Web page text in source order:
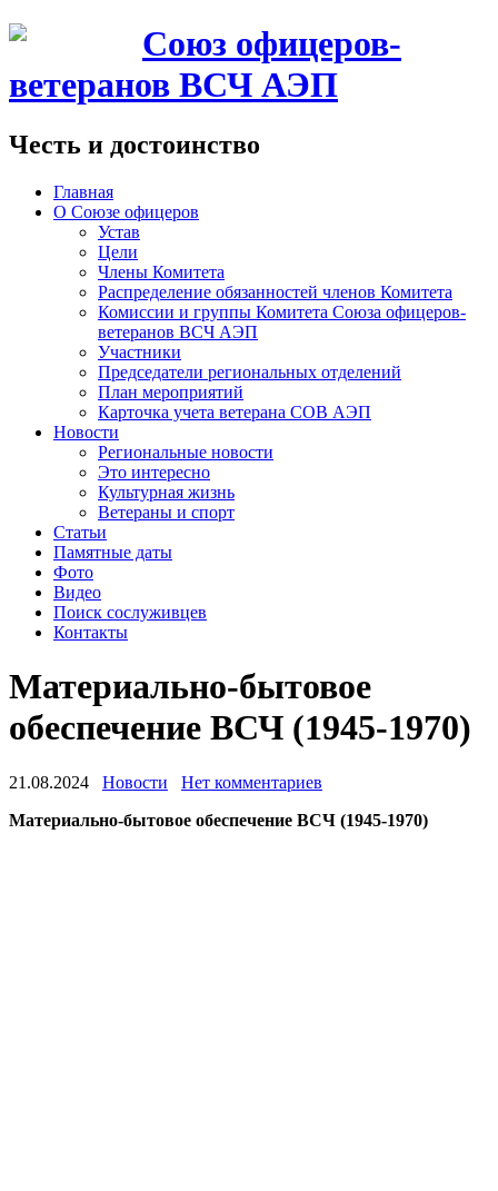
Союз офицеров-
ветеранов ВСЧ АЭП
Честь и достоинство
Главная
О Союзе офицеров
Устав
Цели
Члены Комитета
Распределение обязанностей членов Комитета
Комиссии и группы Комитета Союза офицеров-
ветеранов ВСЧ АЭП
Участники
Председатели региональных отделений
План мероприятий
Карточка учета ветерана CОВ АЭП
Новости
Региональные новости
Это интересно
Культурная жизнь
Ветераны и спорт
Статьи
Памятные даты
Фото
Видео
Поиск сослуживцев
Контакты
Материально-бытовое
обеспечение ВСЧ (1945-1970)
21.08.2024 Новости
Нет комментариев
Материально-бытовое обеспечение ВСЧ (1945-1970)